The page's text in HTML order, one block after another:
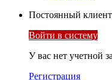
Постоянный
Войти в систему
У вас нет учетной
Регистрация